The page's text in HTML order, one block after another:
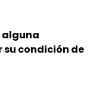
alguna
su condición de